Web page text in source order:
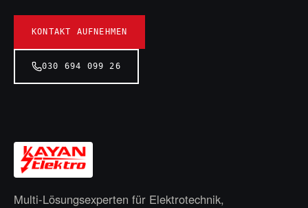
KONTAKT AUFNEHMEN
030 694 099 26
Multi-Lösungsexperten für Elektrotechnik,